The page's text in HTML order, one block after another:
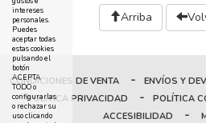
Arriba
CONDICIONES DE VENTA - ENVÍOS Y
POLÍTICA PRIVACIDAD - POLÍTICA
ACCESIBILIDAD
-
intereses
personales.
Puedes
aceptar todas
estas cookies
pulsando el
botón
ACEPTA
TODO o
configurarlas
o rechazar su
uso clicando